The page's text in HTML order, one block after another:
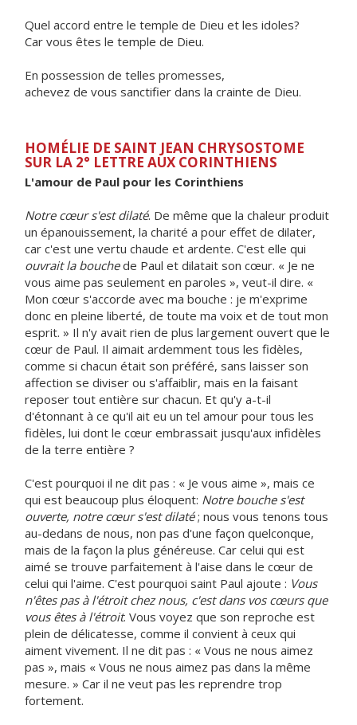
Quel accord entre le temple de Dieu et les idoles?
Car vous êtes le temple de Dieu.
En possession de telles promesses,
achevez de vous sanctifier dans la crainte de Dieu.
HOMÉLIE DE SAINT JEAN CHRYSOSTOME
SUR LA 2° LETTRE AUX CORINTHIENS
L'amour de Paul pour les Corinthiens
Notre cœur s'est dilaté. De même que la chaleur produit
un épanouissement, la charité a pour effet de dilater,
car c'est une vertu chaude et ardente. C'est elle qui
ouvrait la bouchede Paul et dilatait son cœur. « Je ne
vous aime pas seulement en paroles », veut-il dire. «
Mon cœur s'accorde avec ma bouche : je m'exprime
donc en pleine liberté, de toute ma voix et de tout mon
esprit. » Il n'y avait rien de plus largement ouvert que le
cœur de Paul. Il aimait ardemment tous les fidèles,
comme si chacun était son préféré, sans laisser son
affection se diviser ou s'affaiblir, mais en la faisant
reposer tout entière sur chacun. Et qu'y a-t-il
d'étonnant à ce qu'il ait eu un tel amour pour tous les
fidèles, lui dont le cœur embrassait jusqu'aux infidèles
de la terre entière ?
C'est pourquoi il ne dit pas : « Je vous aime », mais ce
qui est beaucoup plus éloquent: Notre bouche s'est
ouverte, notre cœur s'est dilaté; nous vous tenons tous
au-dedans de nous, non pas d'une façon quelconque,
mais de la façon la plus généreuse. Car celui qui est
aimé se trouve parfaitement à l'aise dans le cœur de
celui qui l'aime. C'est pourquoi saint Paul ajoute : Vous
n'êtes pas à l'étroit chez nous, c'est dans vos cœurs que
vous êtes à l'étroit. Vous voyez que son reproche est
plein de délicatesse, comme il convient à ceux qui
aiment vivement. Il ne dit pas : « Vous ne nous aimez
pas », mais « Vous ne nous aimez pas dans la même
mesure. » Car il ne veut pas les reprendre trop
fortement.